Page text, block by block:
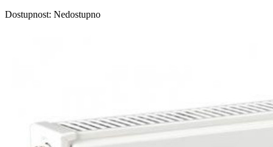
Dostupnost: Nedostupno